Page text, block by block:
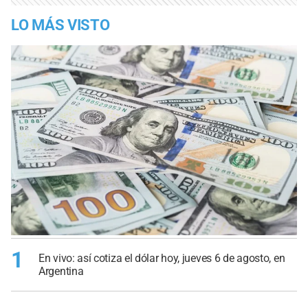
LO MÁS VISTO
1
En vivo: así cotiza el dólar hoy, jueves 6 de agosto, en
Argentina